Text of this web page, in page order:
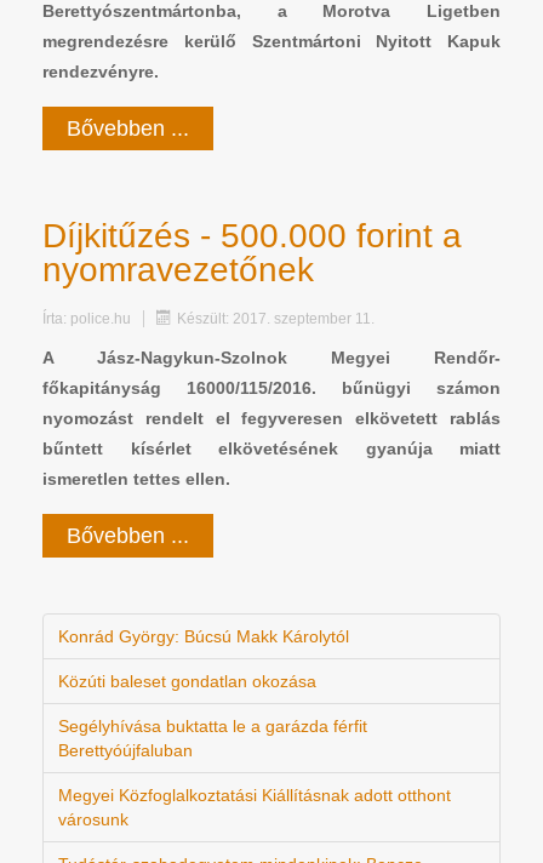
Berettyószentmártonba, a Morotva Ligetben
megrendezésre kerülő Szentmártoni Nyitott Kapuk
rendezvényre.
Bővebben ...
Díjkitűzés - 500.000 forint a
nyomravezetőnek
Írta: police.hu Készült: 2017. szeptember 11.
A Jász-Nagykun-Szolnok Megyei Rendőr-
főkapitányság 16000/115/2016. bűnügyi számon
nyomozást rendelt el fegyveresen elkövetett rablás
bűntett kísérlet elkövetésének gyanúja miatt
ismeretlen tettes ellen.
Bővebben ...
Konrád György: Búcsú Makk Károlytól
Közúti baleset gondatlan okozása
Segélyhívása buktatta le a garázda férfit
Berettyóújfaluban
Megyei Közfoglalkoztatási Kiállításnak adott otthont
városunk